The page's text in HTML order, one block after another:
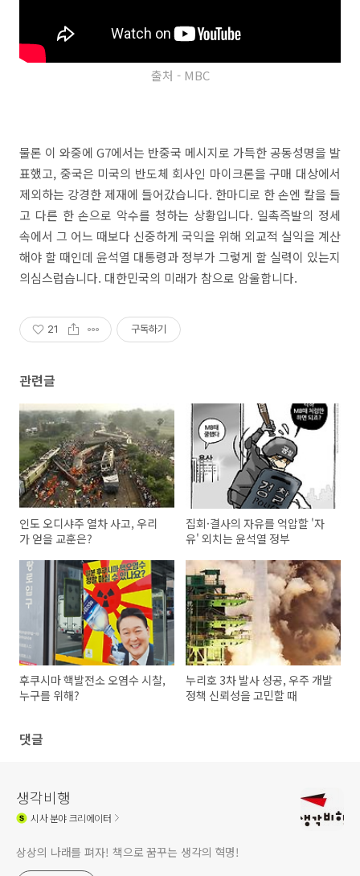
출처 - MBC
물론 이 와중에 G7에서는 반중국 메시지로 가득한 공동성명을 발
표했고, 중국은 미국의 반도체 회사인 마이크론을 구매 대상에서
제외하는 강경한 제재에 들어갔습니다. 한마디로 한 손엔 칼을 들
고 다른 한 손으로 악수를 청하는 상황입니다. 일촉즉발의 정세
속에서 그 어느 때보다 신중하게 국익을 위해 외교적 실익을 계산
해야 할 때인데 윤석열 대통령과 정부가 그렇게 할 실력이 있는지
의심스럽습니다. 대한민국의 미래가 참으로 암울합니다.
21 구독하기
관련글
인도 오디샤주 열차 사고, 우리
가 얻을 교훈은?
집회·결사의 자유를 억압할 '자
유' 외치는 윤석열 정부
후쿠시마 핵발전소 오염수 시찰,
누구를 위해?
누리호 3차 발사 성공, 우주 개발
정책 신뢰성을 고민할 때
댓글
생각비행
시사분야 크리에이터
상상의 나래를 펴자! 책으로 꿈꾸는 생각의 혁명!